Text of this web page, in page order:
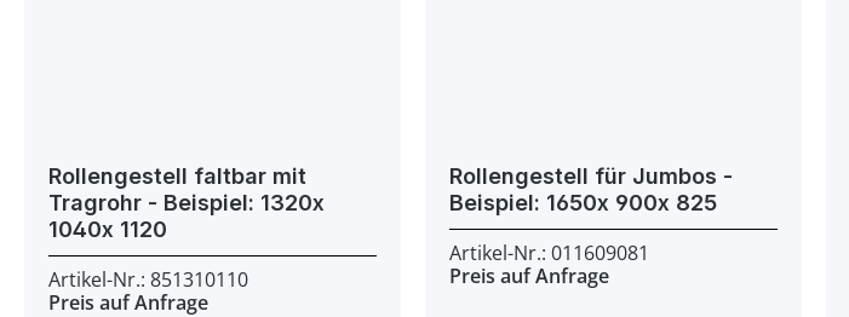
Rollengestell faltbar mit
Tragrohr - Beispiel: 1320x
1040x 1120
Artikel-Nr.: 851310110
Preis auf Anfrage
Rollengestell für Jumbos -
Beispiel: 1650x 900x 825
Artikel-Nr.: 011609081
Preis auf Anfrage